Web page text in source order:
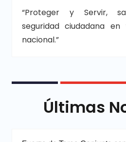
“Proteger y Servir,
seguridad ciudadana
nacional.”
Últimas